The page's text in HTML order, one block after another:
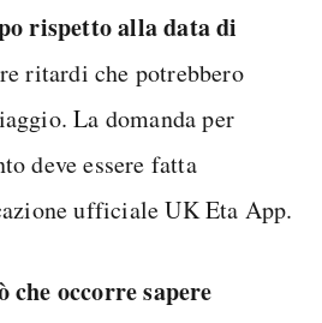
rispetto alla data di
ritardi che potrebbero
La domanda per
deve essere fatta
ufficiale UK Eta App.
che occorre sapere